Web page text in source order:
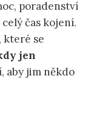
poradenství
čas kojení.
které se
jen
aby jim někdo